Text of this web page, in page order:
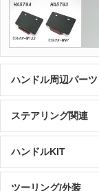
ハンドル周辺パーツ
ステアリング関連
ハンドルKIT
ツーリング/外装